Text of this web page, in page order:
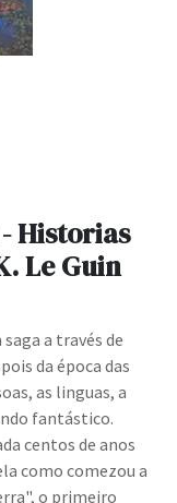
- Historias
Le Guin
a través de
da época das
as linguas, a
fantástico.
centos de anos
como comezou a
o primeiro